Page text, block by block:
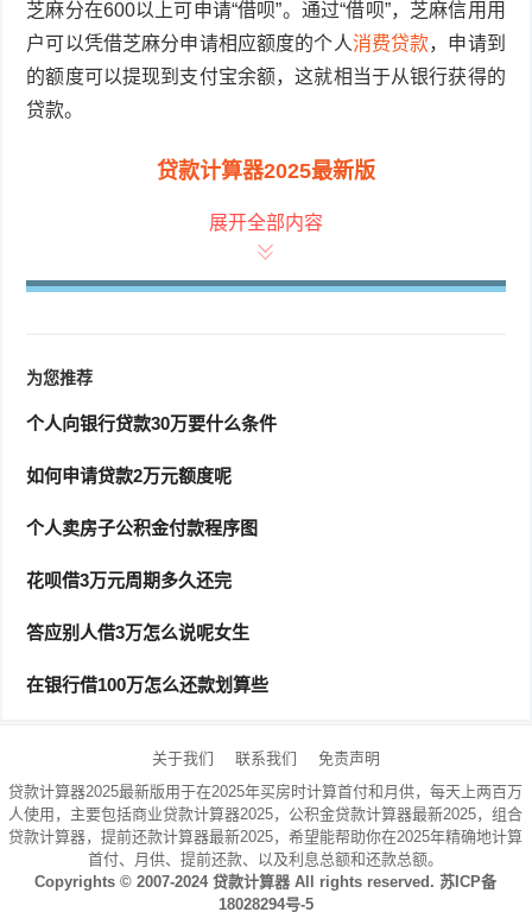
芝麻分在600以上可申请“借呗”。通过“借呗”，芝麻信用用
户可以凭借芝麻分申请相应额度的个人消费贷款，申请到
的额度可以提现到支付宝余额，这就相当于从银行获得的
贷款。
贷款计算器2025最新版
免责声明：文章内容不代表本站立场,本站不对其内容的真实性、完整
性、准确性给予任何担保、暗示和承诺，仅供读者参考；文章版权归原
做为操作依据。市场有风险，投资需谨慎！如本文内容影响到您的合法
展开全部内容
为您推荐
个人向银行贷款30万要什么条件
如何申请贷款2万元额度呢
个人卖房子公积金付款程序图
花呗借3万元周期多久还完
答应别人借3万怎么说呢女生
在银行借100万怎么还款划算些
关于我们 联系我们
免责声明
贷款计算器2025最新版用于在2025年买房时计算首付和月供，每天上两百万
人使用，主要包括商业贷款计算器2025，公积金贷款计算器最新2025，组合
贷款计算器，提前还款计算器最新2025，希望能帮助你在2025年精确地计算
首付、月供、提前还款、以及利息总额和还款总额。
Copyrights © 2007-2024贷款计算器 All rights reserved.苏ICP备
18028294号-5